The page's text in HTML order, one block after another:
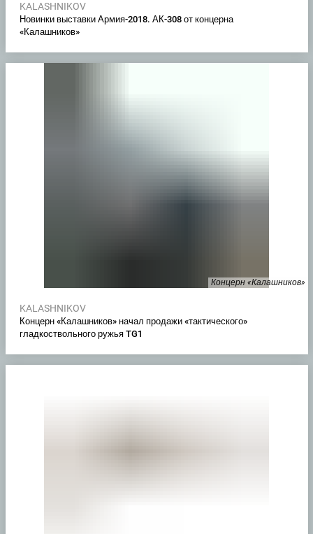
KALASHNIKOV
Новинки выставки Армия-2018. АК-308 от концерна
«Калашников»
Концерн «Калашников»
KALASHNIKOV
Концерн «Калашников» начал продажи «тактического»
гладкоствольного ружья TG1